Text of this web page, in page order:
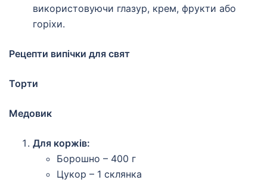
використовуючи глазур, крем, фрукти або
горіхи.
Рецепти випічки для свят
Торти
Медовик
Для коржів:
Борошно – 400 г
Цукор – 1 склянка